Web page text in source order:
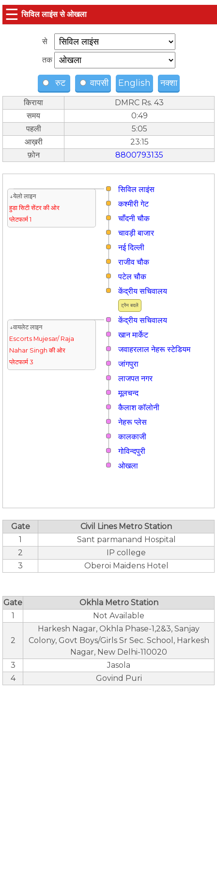
☰ सिविल लाइंस से ओखला
से
तक
रुट वापसी English नक्शा
किराया
DMRC Rs. 43
समय
0:49
पहली
5:05
आख़री
23:15
फ़ोन
8800793135
सिविल लाइंस
↓येलो लाइन
हुडा सिटी सेंटर की ओर
प्लेटफार्म 1
कश्मीरी गेट
चाँदनी चौक
चावड़ी बाजार
नई दिल्ली
राजीव चौक
पटेल चौक
ट्रैन बदलें
केंद्रीय सचिवालय
केंद्रीय सचिवालय
↓वायलेट लाइन
Escorts Mujesar/ Raja
Nahar Singh की ओर
प्लेटफार्म 3
खान मार्केट
जवाहरलाल नेहरू स्टेडियम
जांगपुरा
लाजपत नगर
मूलचन्द
कैलाश कॉलोनी
नेहरू प्लेस
कालकाजी
गोविन्दपुरी
ओखला
Gate
Civil Lines Metro Station
1
Sant parmanand Hospital
2
IP college
3
Oberoi Maidens Hotel
Gate
Okhla Metro Station
1
Not Available
2
Harkesh Nagar, Okhla Phase-1,2&3, Sanjay
Colony, Govt Boys/Girls Sr Sec. School, Harkesh
Nagar, New Delhi-110020
3
Jasola
4
Govind Puri